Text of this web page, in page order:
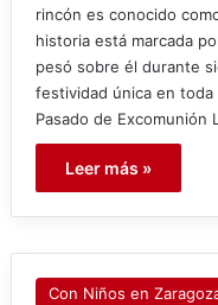
rincón es conocido
historia está marcada
pesó sobre él durante
festividad única en toda
Pasado de Excomunión
Leer más »
Con Niños en